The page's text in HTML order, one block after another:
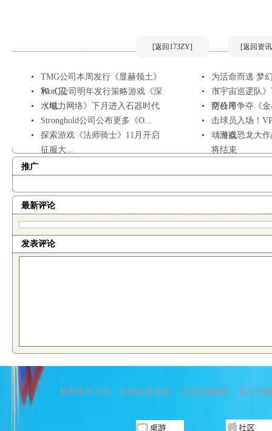
[返回173ZY] [返回资
TMG公司本周发行《显赫领土》
和《贝...
为活命而逃 梦
市
WotC公司明年发行策略游戏《深
水城...
《宇宙巡逻队
空秩序
《电力网络》下月进入石器时代
两公司争夺《
Stronghold公司公布更多《O...
击球员入场！
动游戏
探索游戏《法师骑士》11月开启
征服大...
《海盗恐龙大
将结束
推广
最新评论
发表评论
抵制不良游戏，拒绝盗版游戏。注意自我保护，谨防受